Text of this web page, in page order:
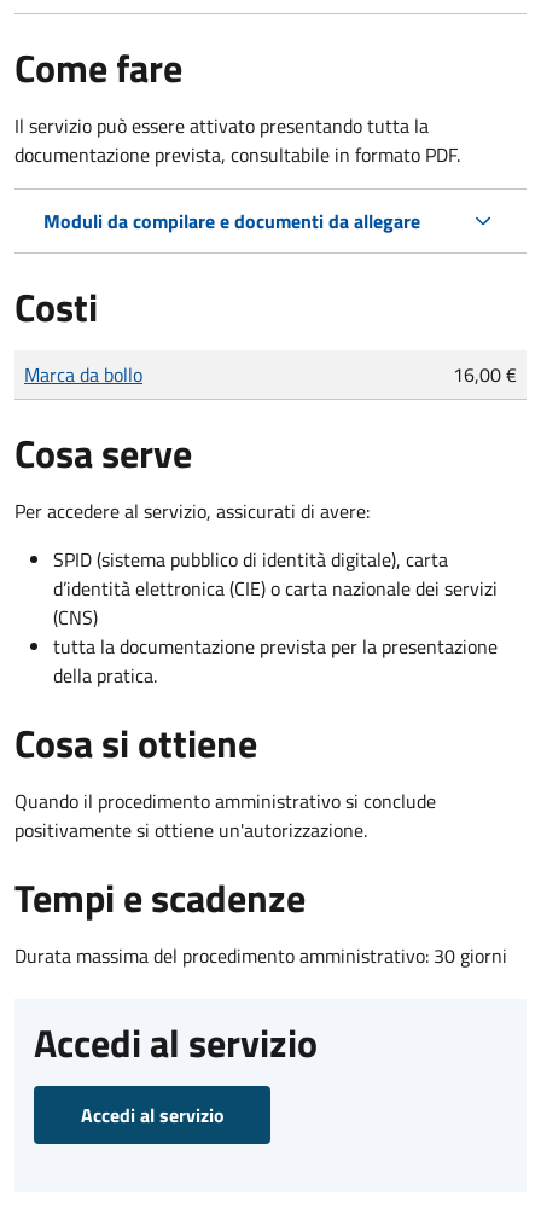
Come fare
Il servizio può essere attivato presentando tutta la
documentazione prevista, consultabile in formato PDF.
Moduli da compilare e documenti da allegare
Costi
Tipo di pagamento
Importo
Marca da bollo 16,00 €
Cosa serve
Per accedere al servizio, assicurati di avere:
SPID (sistema pubblico di identità digitale), carta
d’identità elettronica (CIE) o carta nazionale dei servizi
(CNS)
tutta la documentazione prevista per la presentazione
della pratica.
Cosa si ottiene
Quando il procedimento amministrativo si conclude
positivamente si ottiene un'autorizzazione.
Tempi e scadenze
Durata massima del procedimento amministrativo: 30 giorni
Accedi al servizio
Accedi al servizio